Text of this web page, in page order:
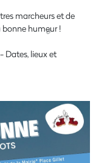
marcheurs et de
bonne humeur !
Dates, lieux et